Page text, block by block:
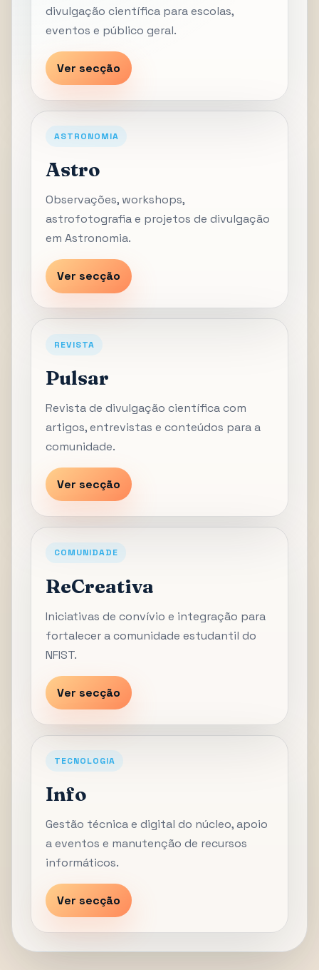
divulgação científica para escolas,
eventos e público geral.
Ver secção
ASTRONOMIA
Astro
Observações, workshops,
astrofotografia e projetos de divulgação
em Astronomia.
Ver secção
REVISTA
Pulsar
Revista de divulgação científica com
artigos, entrevistas e conteúdos para a
comunidade.
Ver secção
COMUNIDADE
ReCreativa
Iniciativas de convívio e integração para
fortalecer a comunidade estudantil do
NFIST.
Ver secção
TECNOLOGIA
Info
Gestão técnica e digital do núcleo, apoio
a eventos e manutenção de recursos
informáticos.
Ver secção